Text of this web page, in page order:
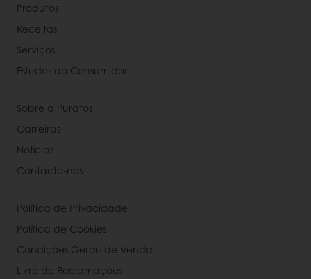
Produtos
Receitas
Serviços
Estudos ao Consumidor
Sobre a Puratos
Carreiras
Notícias
Contacte-nos
Política de Privacidade
Política de Cookies
Condições Gerais de Venda
Livro de Reclamações